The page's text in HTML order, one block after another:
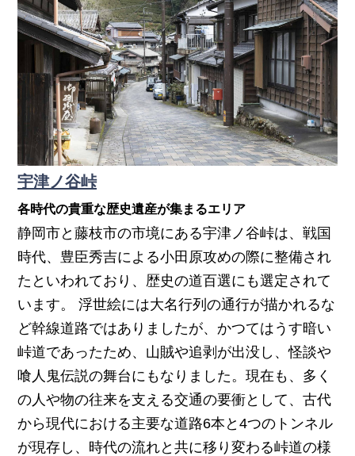
宇津ノ谷峠
各時代の貴重な歴史遺産が集まるエリア
静岡市と藤枝市の市境にある宇津ノ谷峠は、戦国
時代、豊臣秀吉による小田原攻めの際に整備され
たといわれており、歴史の道百選にも選定されて
います。 浮世絵には大名行列の通行が描かれるな
ど幹線道路ではありましたが、かつてはうす暗い
峠道であったため、山賊や追剥が出没し、怪談や
喰人鬼伝説の舞台にもなりました。現在も、多く
の人や物の往来を支える交通の要衝として、古代
から現代における主要な道路6本と4つのトンネル
が現存し、時代の流れと共に移り変わる峠道の様